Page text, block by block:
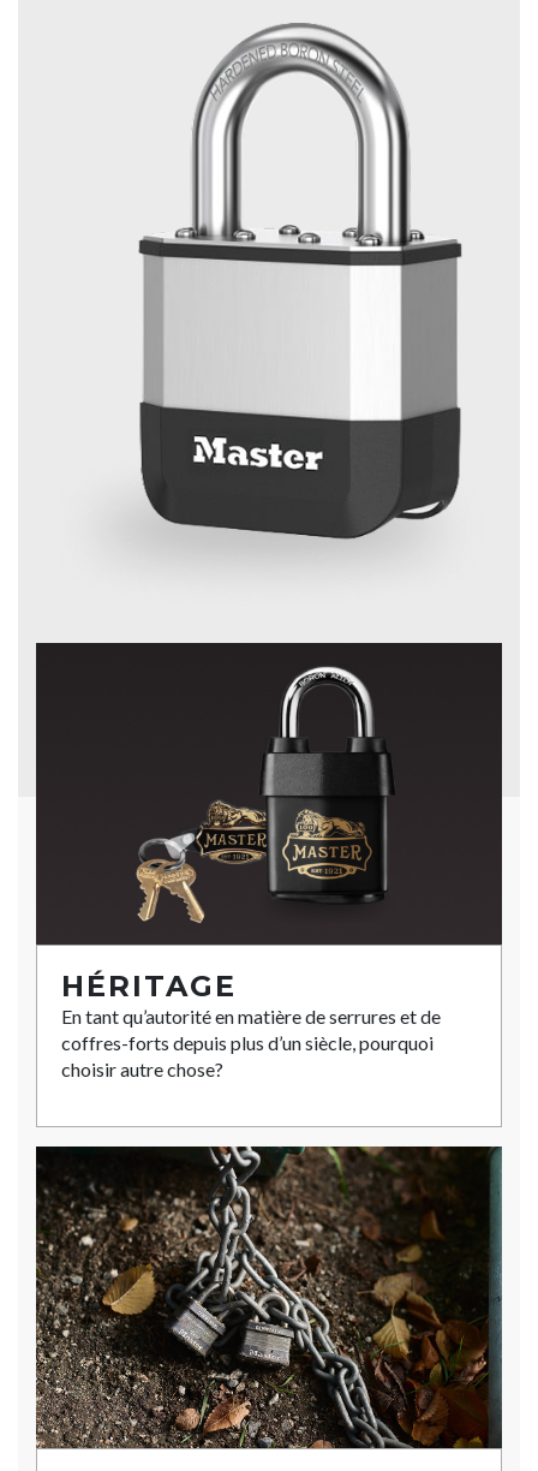
HÉRITAGE
En tant qu’autorité en matière de serrures et de
coffres-forts depuis plus d’un siècle, pourquoi
choisir autre chose?